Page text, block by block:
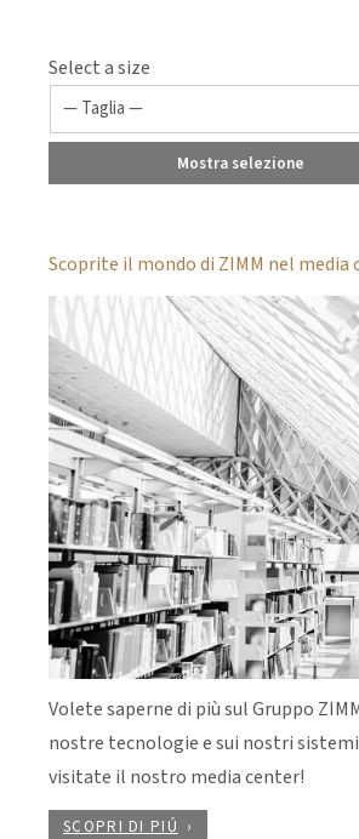
Select a size
Mostra selezione
Scoprite il mondo di ZIMM nel media
Volete saperne di più sul Gruppo
nostre tecnologie e sui nostri
visitate il nostro media center!
SCOPRI DI PIÚ